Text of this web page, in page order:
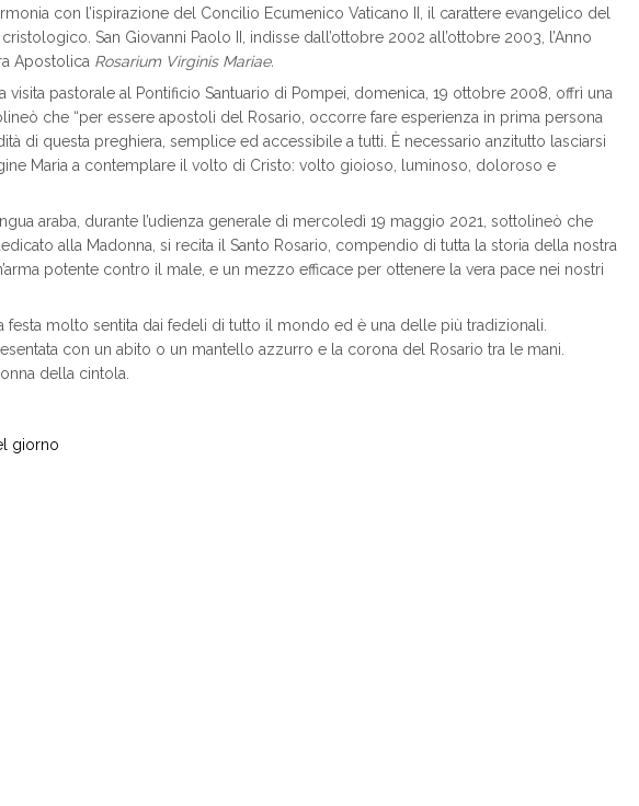
con l’ispirazione del Concilio Ecumenico Vaticano II, il carattere evangelico del
San Giovanni Paolo II, indisse dall’ottobre 2002 all’ottobre 2003, l’Anno
Apostolica Rosarium Virginis Mariae.
visita pastorale al Pontificio Santuario di Pompei, domenica, 19 ottobre 2008, offrì una
che “per essere apostoli del Rosario, occorre fare esperienza in prima persona
di questa preghiera, semplice ed accessibile a tutti. È necessario anzitutto lasciarsi
Maria a contemplare il volto di Cristo: volto gioioso, luminoso, doloroso e
araba, durante l’udienza generale di mercoledì 19 maggio 2021, sottolineò che
alla Madonna, si recita il Santo Rosario, compendio di tutta la storia della nostra
potente contro il male, e un mezzo efficace per ottenere la vera pace nei nostri
festa molto sentita dai fedeli di tutto il mondo ed è una delle più tradizionali.
con un abito o un mantello azzurro e la corona del Rosario tra le mani.
della cintola.
giorno